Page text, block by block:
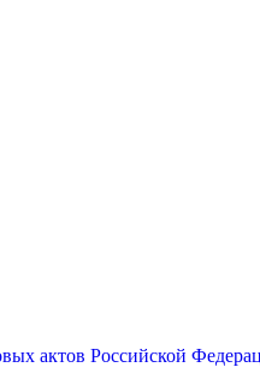
актов Российской